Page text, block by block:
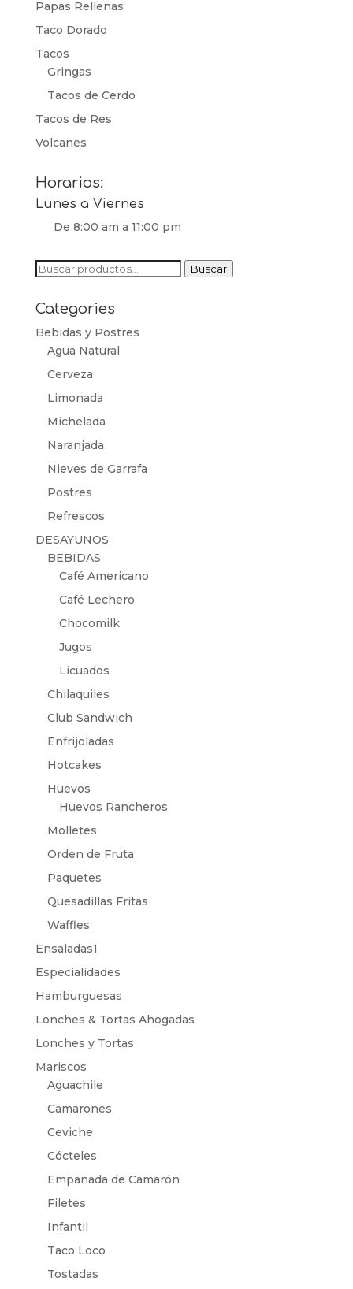
Papas Rellenas
Taco Dorado
Tacos
Gringas
Tacos de Cerdo
Tacos de Res
Volcanes
Horarios:
Lunes a Viernes
De 8:00 am a 11:00 pm
Buscar
Buscar
Categories
Bebidas y Postres
Agua Natural
Cerveza
Limonada
Michelada
Naranjada
Nieves de Garrafa
Postres
Refrescos
DESAYUNOS
BEBIDAS
Café Americano
Café Lechero
Chocomilk
Jugos
Licuados
Chilaquiles
Club Sandwich
Enfrijoladas
Hotcakes
Huevos
Huevos Rancheros
Molletes
Orden de Fruta
Paquetes
Quesadillas Fritas
Waffles
Ensaladas1
Especialidades
Hamburguesas
Lonches & Tortas Ahogadas
Lonches y Tortas
Mariscos
Aguachile
Camarones
Ceviche
Cócteles
Empanada de Camarón
Filetes
Infantil
Taco Loco
Tostadas